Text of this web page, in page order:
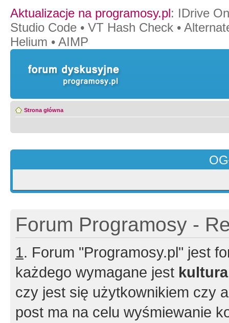
Aktualizacje na programosy.pl: IDrive
Studio Code • VT Hash Check •
Helium • AIMP
Strona główna
Forum Programosy -
1. Forum "Programosy.pl" jest
każdego wymagane jest
czy jest się użytkownikiem czy
post ma na celu wyśmiewanie